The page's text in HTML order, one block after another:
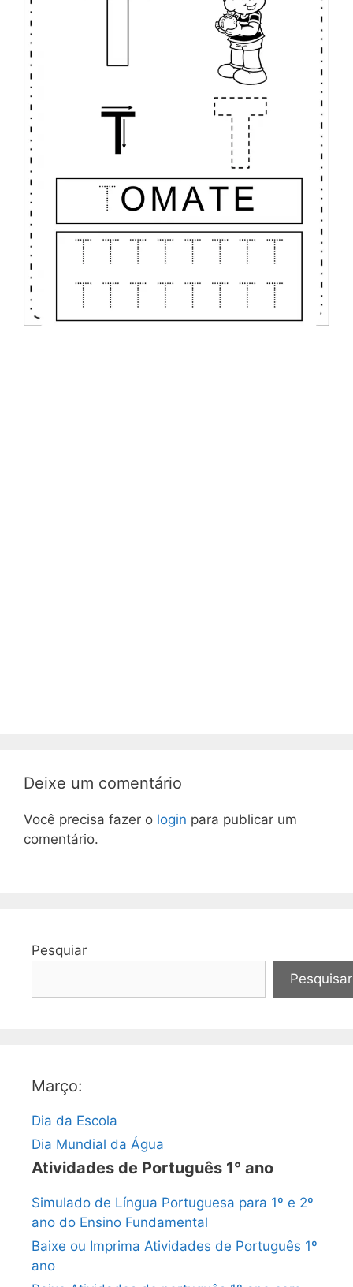
Deixe um comentário
Você precisa fazer o login para publicar um
comentário.
Pesquiar
Pesquisar
Março:
Dia da Escola
Dia Mundial da Água
Atividades de Português 1° ano
Simulado de Língua Portuguesa para 1º e 2º
ano do Ensino Fundamental
Baixe ou Imprima Atividades de Português 1º
ano